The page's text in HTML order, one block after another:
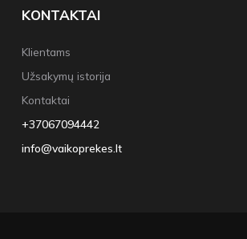
KONTAKTAI
Klientams
Užsakymų istorija
Kontaktai
+37067094442
info@vaikoprekes.lt